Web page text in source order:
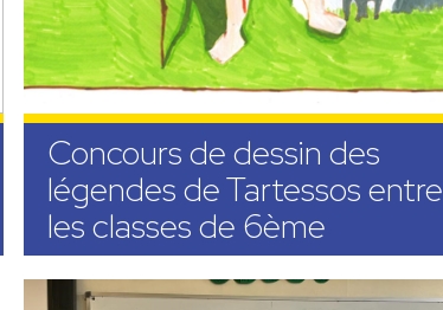
Concours de dessin des
légendes de Tartessos entre
les classes de 6ème